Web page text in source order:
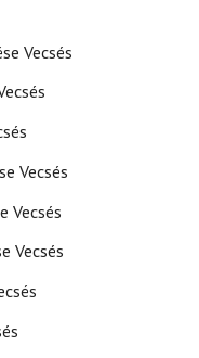
Vecsés
Vecsés
Vecsés
Vecsés